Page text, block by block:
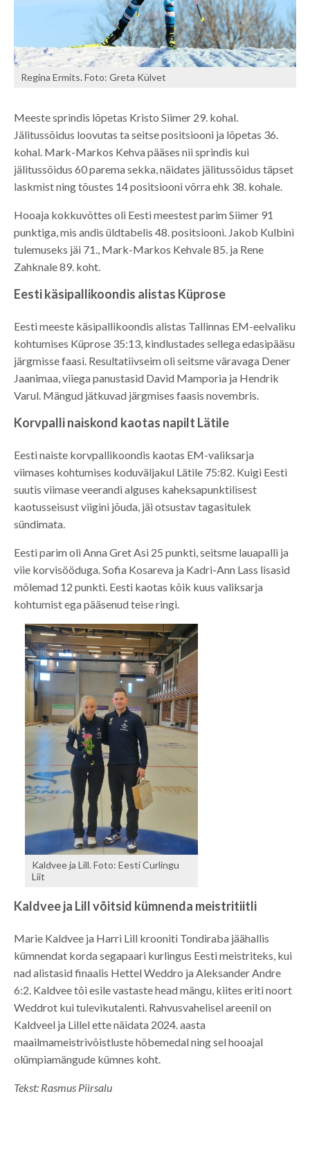
Regina Ermits. Foto: Greta Külvet
Meeste sprindis lõpetas Kristo Siimer 29. kohal.
Jälitussõidus loovutas ta seitse positsiooni ja lõpetas 36.
kohal. Mark-Markos Kehva pääses nii sprindis kui
jälitussõidus 60 parema sekka, näidates jälitussõidus täpset
laskmist ning tõustes 14 positsiooni võrra ehk 38. kohale.
Hooaja kokkuvõttes oli Eesti meestest parim Siimer 91
punktiga, mis andis üldtabelis 48. positsiooni. Jakob Kulbini
tulemuseks jäi 71., Mark-Markos Kehvale 85. ja Rene
Zahknale 89. koht.
Eesti käsipallikoondis alistas Küprose
Eesti meeste käsipallikoondis alistas Tallinnas EM-eelvaliku
kohtumises Küprose 35:13, kindlustades sellega edasipääsu
järgmisse faasi. Resultatiivseim oli seitsme väravaga Dener
Jaanimaa, viiega panustasid David Mamporia ja Hendrik
Varul. Mängud jätkuvad järgmises faasis novembris.
Korvpalli naiskond kaotas napilt Lätile
Eesti naiste korvpallikoondis kaotas EM-valiksarja
viimases kohtumises koduväljakul Lätile 75:82. Kuigi Eesti
suutis viimase veerandi alguses kaheksapunktilisest
kaotusseisust viigini jõuda, jäi otsustav tagasitulek
sündimata.
Eesti parim oli Anna Gret Asi 25 punkti, seitsme lauapalli ja
viie korvisööduga. Sofia Kosareva ja Kadri-Ann Lass lisasid
mõlemad 12 punkti. Eesti kaotas kõik kuus valiksarja
kohtumist ega pääsenud teise ringi.
Kaldvee ja Lill. Foto: Eesti Curlingu
Liit
Kaldvee ja Lill võitsid kümnenda meistritiitli
Marie Kaldvee ja Harri Lill krooniti Tondiraba jäähallis
kümnendat korda segapaari kurlingus Eesti meistriteks, kui
nad alistasid finaalis Hettel Weddro ja Aleksander Andre
6:2. Kaldvee tõi esile vastaste head mängu, kiites eriti noort
Weddrot kui tulevikutalenti. Rahvusvahelisel areenil on
Kaldveel ja Lillel ette näidata 2024. aasta
maailmameistrivõistluste hõbemedal ning sel hooajal
olümpiamängude kümnes koht.
Tekst: Rasmus Piirsalu